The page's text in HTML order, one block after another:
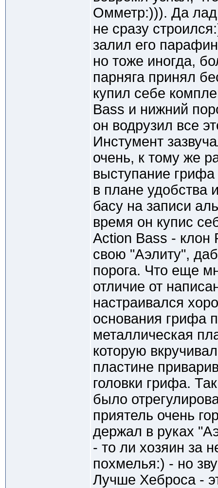
Омметр:))). Да
не сразу
залил его
но тоже иногда,
парняга принял
купил себе
Bass и нижний
он водрузил все
Инстумент
очень, к тому же
выступание
в плане удобства
басу на записи
время он купис
Action Bass - клон
свою "Аэлиту",
порога. Что еще
отличие от
настраивался
основания грифа
металлическая
которую
пластине
головки грифа.
было
приятель очень
держал в руках
- то ли хозяин за
похмелья:) - но
Лучше Хеброса -